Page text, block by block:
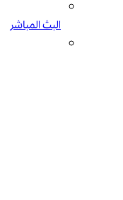
البث المباشر